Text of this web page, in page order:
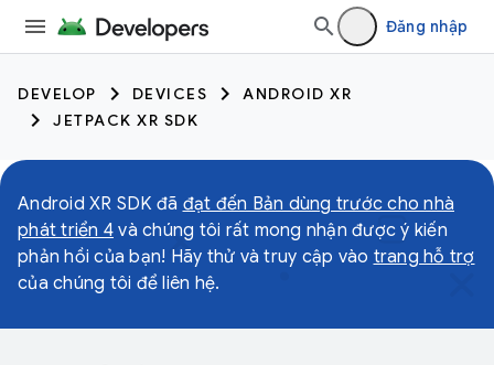
Đăng nhập
DEVELOP DEVICES
ANDROID XR
JETPACK XR SDK
Android XR SDK đã đạt đến Bản dùng trước cho nhà
phát triển 4 và chúng tôi rất mong nhận được ý kiến
phản hồi của bạn! Hãy thử và truy cập vào trang hỗ trợ
của chúng tôi để liên hệ.